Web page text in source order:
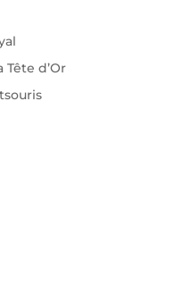
d’Or